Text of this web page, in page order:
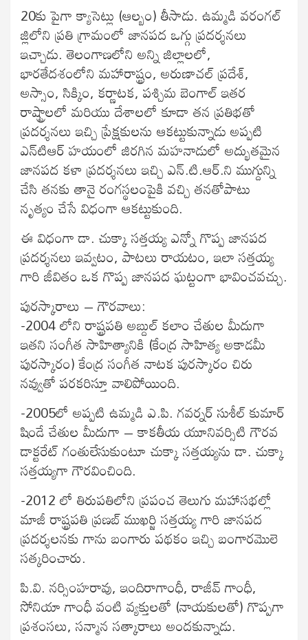
20కు పైగా క్యాసెట్లు (ఆల్బం) తీసాడు. ఉమ్మడి వరంగల్‍
జ్లిలోని ప్రతి గ్రామంలో జానపద ఒగ్గు ప్రదర్శనలు
ఇచ్చాడు. తెలంగాణలోని అన్ని జిల్లాలలో,
భారతేదశంలోని మహారాష్ట్రం, అరుణాచల్‍ ప్రదేశ్‍,
అస్సాం, సిక్కిం, కర్ణాటక, పశ్చిమ బెంగాల్‍ ఇతర
రాష్ట్రాలలో మరియు దేశాలలో కూడా తన ప్రతిభతో
ప్రదర్శనలు ఇచ్చి ప్రేక్షకులను ఆకట్టుకున్నాడు అప్పటి
ఎన్‍టిఆర్‍ హయంలో జిరగిన మహనాడులో అద్భుతమైన
జానపద కళా ప్రదర్శనలు ఇచ్చి ఎన్‍.టి.ఆర్‍.ని ముగ్దున్ని
చేసి తనకు తానై రంగస్థలంపైకి వచ్చి తనతోపాటు
నృత్యం చేసే విధంగా ఆకట్టుకుంది.
ఈ విధంగా డా. చుక్కా సత్తయ్య ఎన్నో గొప్ప జానపద
ప్రదర్శనలు ఇవ్వటం, పాటలు రాయటం, ఇలా సత్తయ్య
గారి జీవితం ఒక గొప్ప జానపద ఘట్టంగా భావించవచ్చు.
పురస్కారాలు – గౌరవాలు:
-2004 లోని రాష్ట్రపతి అబ్దుల్‍ కలాం చేతుల మీదుగా
ఇతని సంగీత సాహిత్యానికి (కేంద్ర సాహిత్య అకాడమీ
పురస్కారం) కేంద్ర సంగీత నాటక పురస్కారం చిరు
నవ్వుతో పరకరిస్తూ వాలిపోయింది.
-2005లో అప్పటి ఉమ్మడి ఎ.పి. గవర్నర్‍ సుశీల్‍ కుమార్‍
షిండే చేతుల మీదుగా – కాకతీయ యూనివర్సిటి గౌరవ
డాక్టరేట్‍ గంతులేసుకుంటూ చుక్కా సత్తయ్యను డా. చుక్కా
సత్తయ్యగా గౌరవించింది.
-2012 లో తిరుపతిలోని ప్రపంచ తెలుగు మహాసభల్లో
మాజీ రాష్ట్రపతి ప్రణబ్‍ ముఖర్జి సత్తయ్య గారి జానపద
ప్రదర్శలనకు గాను బంగారు పథకం ఇచ్చి బంగారమొలె
సత్కరించారు.
పి.వి. నర్సింహరావు, ఇందిరాగాంధీ, రాజీవ్‍ గాంధీ,
సోనియా గాంధీ వంటి వ్యక్తులతో (నాయకులతో) గొప్పగా
ప్రశంసలు, సన్మాన సత్కారాలు అందకున్నాడు.